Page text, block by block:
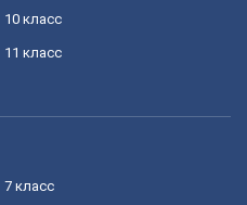
10 класс
11 класс
7 класс